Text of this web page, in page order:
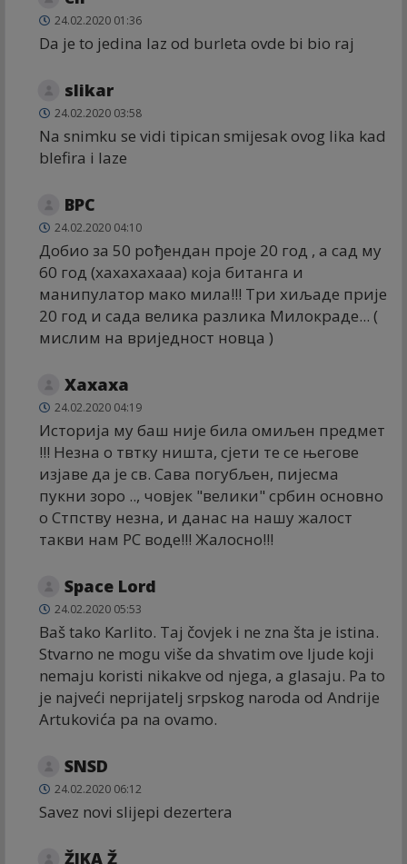
24.02.2020 01:36
Da je to jedina laz od burleta ovde bi bio raj
slikar
24.02.2020 03:58
Na snimku se vidi tipican smijesak ovog lika kad
blefira i laze
ВРС
24.02.2020 04:10
Добио за 50 рођендан проје 20 год , а сад му
60 год (хахахахааа) која битанга и
манипулатор мако мила!!! Три хиљаде прије
20 год и сада велика разлика Милокраде... (
мислим на вриједност новца )
Хахаха
24.02.2020 04:19
Историја му баш није била омиљен предмет
!!! Незна о твтку ништа, сјети те се његове
изјаве да је св. Сава погубљен, пијесма
пукни зоро .., човјек "велики" србин основно
о Стпству незна, и данас на нашу жалост
такви нам РС воде!!! Жалосно!!!
Space Lord
24.02.2020 05:53
Baš tako Karlito. Taj čovjek i ne zna šta je istina.
Stvarno ne mogu više da shvatim ove ljude koji
nemaju koristi nikakve od njega, a glasaju. Pa to
je najveći neprijatelj srpskog naroda od Andrije
Artukovića pa na ovamo.
SNSD
24.02.2020 06:12
Savez novi slijepi dezertera
ŽIKA Ž